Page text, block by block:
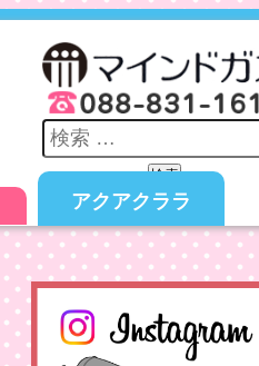
検索
アクアクララ